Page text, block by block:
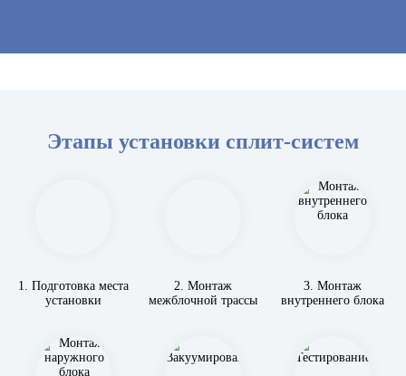
Этапы установки сплит-систем
1. Подготовка места
установки
2. Монтаж
межблочной трассы
3. Монтаж
внутреннего блока